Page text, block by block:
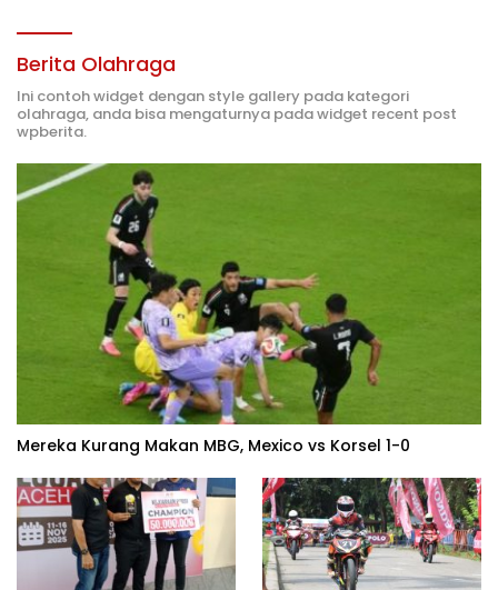
Berita Olahraga
Ini contoh widget dengan style gallery pada kategori
olahraga, anda bisa mengaturnya pada widget recent post
wpberita.
Mereka Kurang Makan MBG, Mexico vs Korsel 1-0